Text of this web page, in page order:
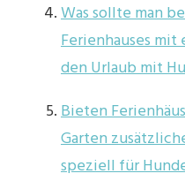
Was sollte man
Ferienhauses
den Urlaub mit
Bieten
Garten
speziell für